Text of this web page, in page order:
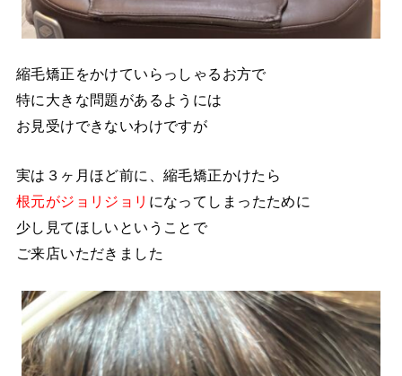
縮毛矯正をかけていらっしゃるお方で
特に大きな問題があるようには
お見受けできないわけですが
実は３ヶ月ほど前に、縮毛矯正かけたら
根元がジョリジョリ になってしまったために
少し見てほしいということで
ご来店いただきました